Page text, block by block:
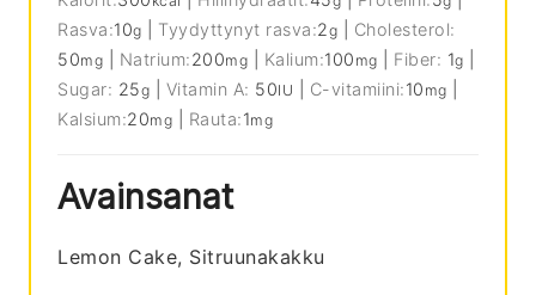
Rasva:10g Tyydyttynyt rasva:2g
Cholesterol:
50mg Natrium:200mg Kalium:100 mg Fiber: 1g
Sugar: 25g Vitamin A: 50IU C-vitamiini:10 mg
Kalsium:20mg Rauta:1mg
Avainsanat
Lemon Cake, Sitruunakakku